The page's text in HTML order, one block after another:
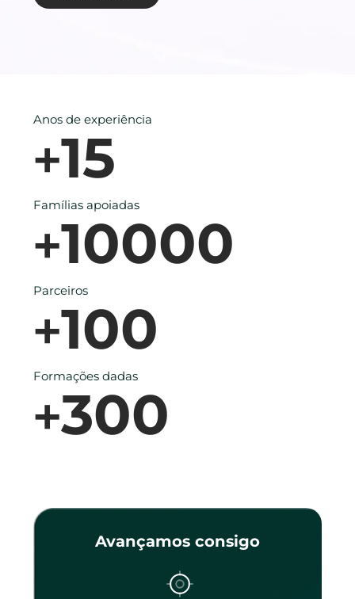
Anos de experiência
+15
Famílias apoiadas
+10000
Parceiros
+100
Formações dadas
+300
Avançamos consigo